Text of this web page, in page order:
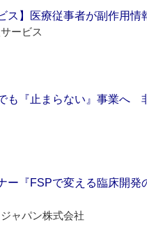
ス】医療従事者が副作用情
ービス
も『止まらない』事業へ
ー『FSPで変える臨床開
ャパン株式会社